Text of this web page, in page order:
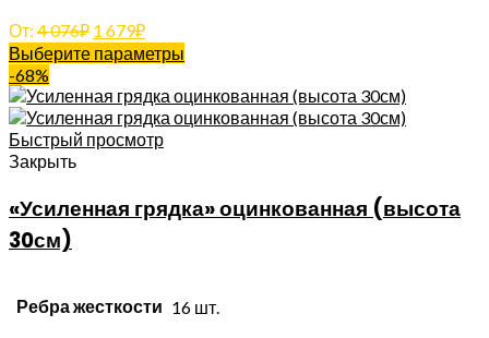
От: 4 076₽ 1 679₽
Выберите параметры
-68%
Быстрый просмотр
Закрыть
«Усиленная грядка» оцинкованная (высота
30см)
Ребра жесткости 16 шт.